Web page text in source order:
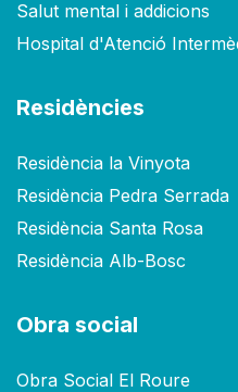
Salut mental i addicions
Hospital d'Atenció
Residències
Residència la Vinyota
Residència Pedra Serrada
Residència Santa Rosa
Residència Alb-Bosc
Obra social
Obra Social El Roure